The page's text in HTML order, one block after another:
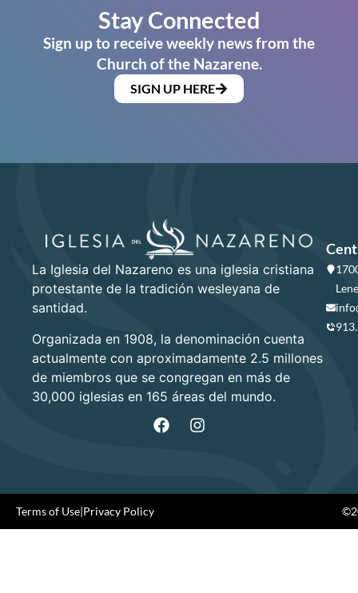
Stay Connected
Sign up to receive weekly news from the
Church of the Nazarene.
SIGN UP HERE
La Iglesia del Nazareno es una iglesia cristiana
protestante de la tradición wesleyana de
santidad.
Organizada en 1908, la denominación cuenta
actualmente con aproximadamente 2.5 millones
de miembros que se congregan en más de
30,000 iglesias en 165 áreas del mundo.
Terms of Use|Privacy Policy